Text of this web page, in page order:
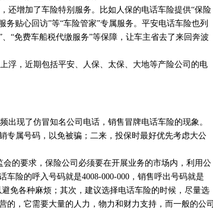
增加了车险特别服务。比如人保的电话车险提供“保险
务贴心回访”等“车险管家”专属服务。平安电话车险也列
“免费车船税代缴服务”等保障，让车主省去了来回奔波
，近期包括平安、人保、太保、大地等产险公司的电
现了仿冒知名公司电话，销售冒牌电话车险的现象。
专属号码，以免被骗；二来，投保时最好优先考虑大公
的要求，保险公司必须要在开展业务的市场内，利用公
险的呼入号码就是4008-000-000，销售呼出号码就是
免各种麻烦；其次，建议选择电话车险的时候，尽量选
，它需要大量的人力，物力和财力支持，而一般的公司